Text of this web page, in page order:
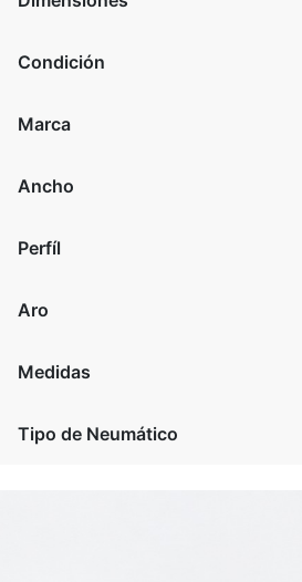
Condición
Marca
Ancho
Perfíl
Aro
Medidas
Tipo de Neumático